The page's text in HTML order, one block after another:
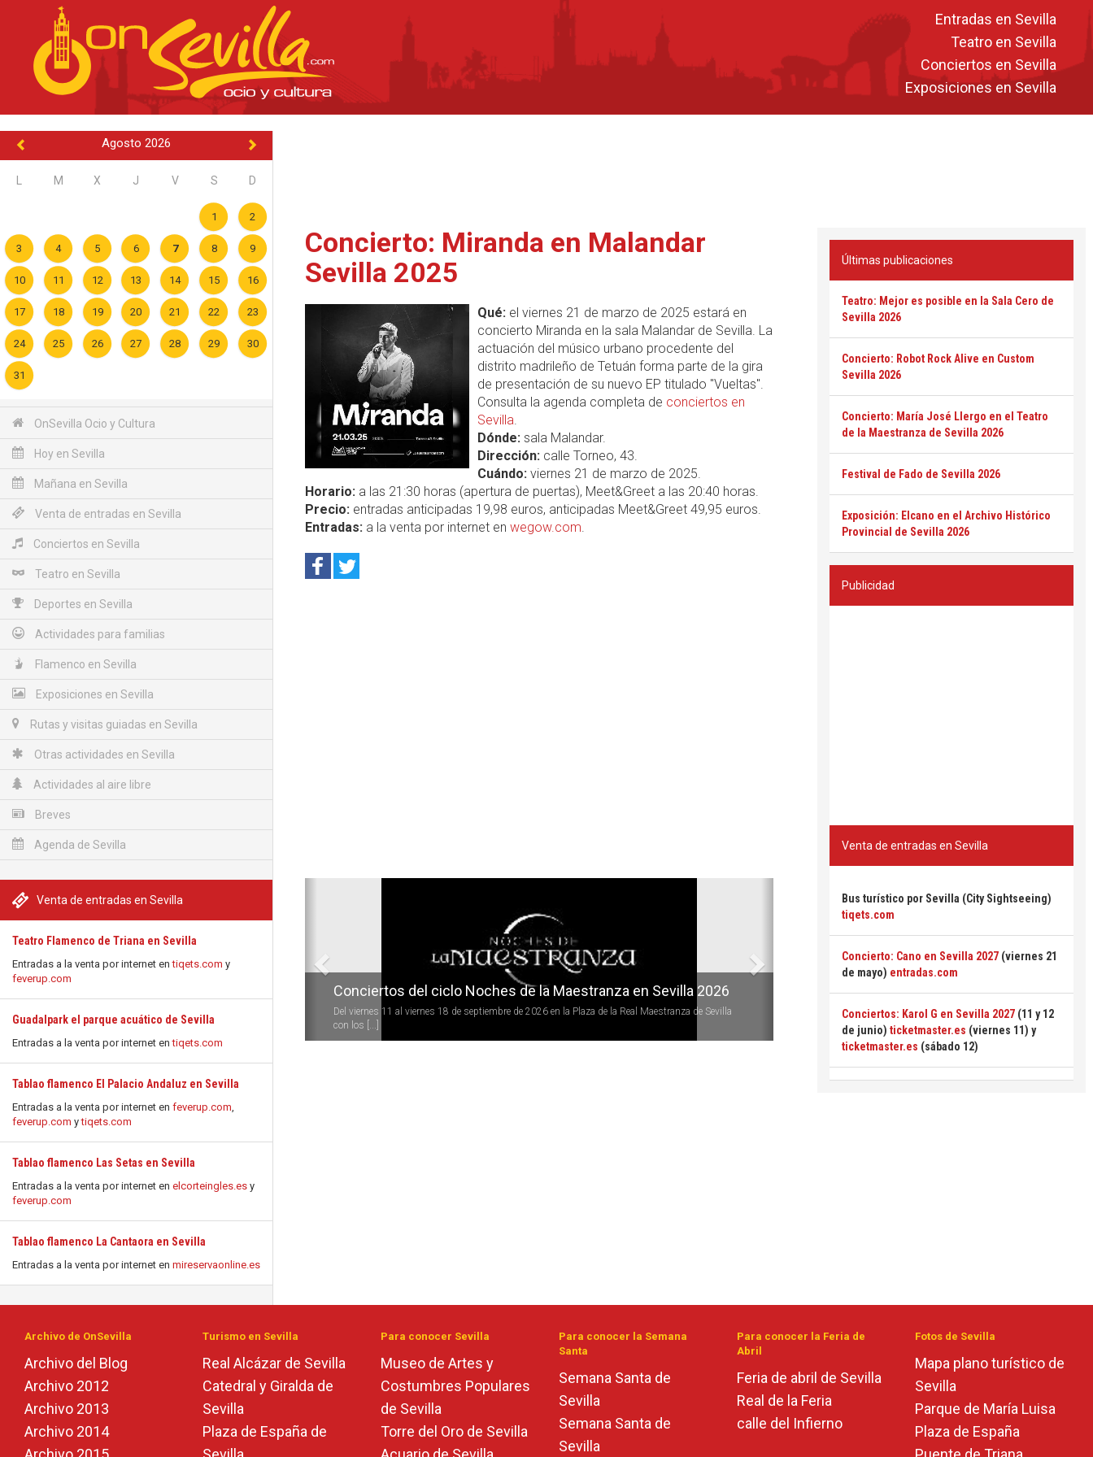
Entradas en Sevilla
Teatro en Sevilla
Conciertos en Sevilla
Exposiciones en Sevilla
Agosto 2026
M X J V S D
1 2
3 4 5 6 7 8 9
10 11 12 13 14 15 16
17 18 19 20 21 22 23
24 25 26 27 28 29 30
31
OnSevilla Ocio y Cultura
Hoy en Sevilla
Mañana en Sevilla
Venta de entradas en Sevilla
Conciertos en Sevilla
Teatro en Sevilla
Deportes en Sevilla
Actividades para familias
Flamenco en Sevilla
Exposiciones en Sevilla
Rutas y visitas guiadas en Sevilla
Otras actividades en Sevilla
Actividades al aire libre
Breves
Agenda de Sevilla
Venta de entradas en Sevilla
Teatro Flamenco de Triana en Sevilla
Entradas a la venta por internet entiqets.com y
feverup.com
Guadalpark el parque acuático de Sevilla
Entradas a la venta por internet entiqets.com
Tablao flamenco El Palacio Andaluz en Sevilla
Entradas a la venta por internet en feverup.com,
feverup.com ytiqets.com
Tablao flamenco Las Setas en Sevilla
Entradas a la venta por internet en elcorteingles.es y
feverup.com
Tablao flamenco La Cantaora en Sevilla
Entradas a la venta por internet en mireservaonline.es
Concierto: Miranda en Malandar
Sevilla 2025
Qué:el viernes 21 de marzo de 2025 estará en
concierto Miranda en la sala Malandar de Sevilla. La
actuación del músico urbano procedente del
distrito madrileño de Tetuán forma parte de la gira
de presentación de su nuevo EP titulado "Vueltas".
Consulta la agenda completa de conciertos en
Sevilla.
Dónde:sala Malandar.
Dirección:calle Torneo, 43.
Cuándo:viernes 21 de marzo de 2025.
Horario: a las 21:30 horas (apertura de puertas), Meet&Greet a las 20:40 horas.
Precio: entradas anticipadas 19,98 euros, anticipadas Meet&Greet 49,95 euros.
Entradas: a la venta por internet en wegow.com.
Conciertos del ciclo Noches de la Maestranza en Sevilla 2026
Del viernes 11 al viernes 18 de septiembre de 2026 en la Plaza de la Real Maestranza de Sevilla
con los [...]
Últimas publicaciones
Teatro: Mejor es posible en la Sala Cero de
Sevilla 2026
Concierto: Robot Rock Alive en Custom
Sevilla 2026
Concierto: María José Llergo en el Teatro
de la Maestranza de Sevilla 2026
Festival de Fado de Sevilla 2026
Exposición: Elcano en el Archivo Histórico
Provincial de Sevilla 2026
Publicidad
Venta de entradas en Sevilla
Bus turístico por Sevilla (City Sightseeing)
tiqets.com
Concierto: Cano en Sevilla 2027 (viernes 21
de mayo) entradas.com
Conciertos: Karol G en Sevilla 2027 (11 y 12
de junio) ticketmaster.es (viernes 11) y
ticketmaster.es (sábado 12)
Archivo de OnSevilla
Archivo del Blog
Archivo 2012
Archivo 2013
Archivo 2014
Turismo en Sevilla
Real Alcázar de Sevilla
Catedral y Giralda de
Sevilla
Plaza de España de
Para conocer Sevilla
Museo de Artes y
Costumbres Populares
de Sevilla
Torre del Oro de Sevilla
Para conocer la Semana
Santa
Semana Santa de
Sevilla
Semana Santa de
Sevilla
Para conocer la Feria de
Abril
Feria de abril de Sevilla
Real de la Feria
calle del Infierno
Fotos de Sevilla
Mapa plano turístico de
Sevilla
Parque de María Luisa
Plaza de España